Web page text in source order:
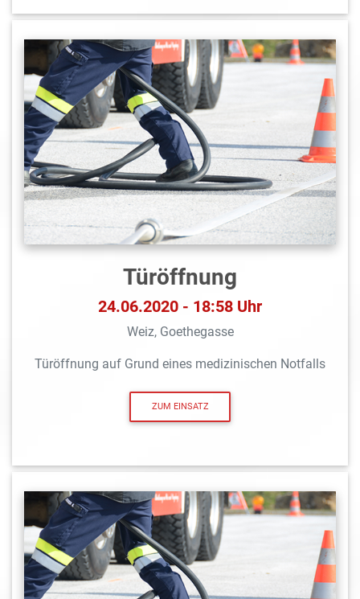
Türöffnung
24.06.2020 - 18:58 Uhr
Weiz, Goethegasse
Türöffnung auf Grund eines medizinischen Notfalls
ZUM EINSATZ